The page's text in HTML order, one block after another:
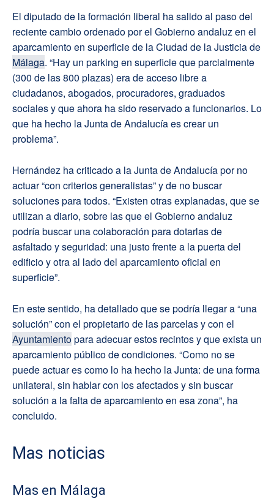
El diputado de la formación liberal ha salido al paso del
reciente cambio ordenado por el Gobierno andaluz en el
aparcamiento en superficie de la Ciudad de la Justicia de
Málaga. “Hay un parking en superficie que parcialmente
(300 de las 800 plazas) era de acceso libre a
ciudadanos, abogados, procuradores, graduados
sociales y que ahora ha sido reservado a funcionarios. Lo
que ha hecho la Junta de Andalucía es crear un
problema”.
Hernández ha criticado a la Junta de Andalucía por no
actuar “con criterios generalistas” y de no buscar
soluciones para todos. “Existen otras explanadas, que se
utilizan a diario, sobre las que el Gobierno andaluz
podría buscar una colaboración para dotarlas de
asfaltado y seguridad: una justo frente a la puerta del
edificio y otra al lado del aparcamiento oficial en
superficie”.
En este sentido, ha detallado que se podría llegar a “una
solución” con el propietario de las parcelas y con el
Ayuntamientopara adecuar estos recintos y que exista un
aparcamiento público de condiciones. “Como no se
puede actuar es como lo ha hecho la Junta: de una forma
unilateral, sin hablar con los afectados y sin buscar
solución a la falta de aparcamiento en esa zona”, ha
concluido.
Mas noticias
Mas en Málaga